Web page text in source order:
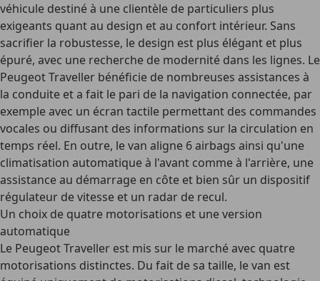
véhicule destiné à une clientèle de particuliers plus
exigeants quant au design et au confort intérieur. Sans
sacrifier la robustesse, le design est plus élégant et plus
épuré, avec une recherche de modernité dans les lignes. Le
Peugeot Traveller bénéficie de nombreuses assistances à
la conduite et a fait le pari de la navigation connectée, par
exemple avec un écran tactile permettant des commandes
vocales ou diffusant des informations sur la circulation en
temps réel. En outre, le van aligne 6 airbags ainsi qu'une
climatisation automatique à l'avant comme à l'arrière, une
assistance au démarrage en côte et bien sûr un dispositif
régulateur de vitesse et un radar de recul.
Un choix de quatre motorisations et une version
automatique
Le Peugeot Traveller est mis sur le marché avec quatre
motorisations distinctes. Du fait de sa taille, le van est